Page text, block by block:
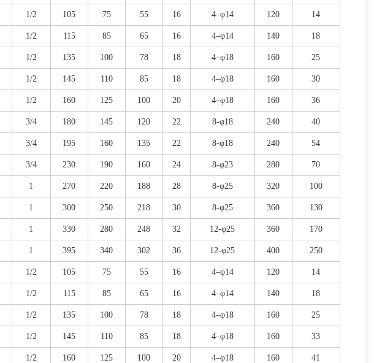
1/2 105 75 55 16 4–φ14 120 14
1/2 115 85 65 16 4–φ14 140 18
1/2 135 100 78 18 4–φ18 160 25
1/2 145 110 85 18 4–φ18 160 30
1/2 160 125 100 20 4–φ18 160 36
3/4 180 145 120 22 8-φ18 240 40
3/4 195 160 135 22 8-φ18 240 54
3/4 230 190 160 24 8-φ23 280 70
1 270 220 188 28 8-φ25 320 100
1 300 250 218 30 8-φ25 360 130
1 330 280 248 32 12-φ25 360 170
1 395 340 302 36 12-φ25 400 250
1/2 105 75 55 16 4–φ14 120 14
1/2 115 85 65 16 4–φ14 140 18
1/2 135 100 78 18 4–φ18 160 25
1/2 145 110 85 18 4–φ18 160 33
1/2 160 125 100 20 4–φ18 160 41